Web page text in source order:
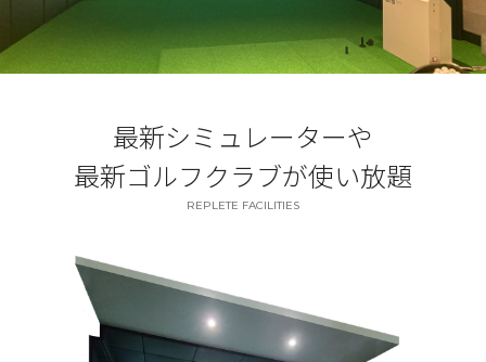
最新シミュレーターや
最新ゴルフクラブが使い放題
REPLETE FACILITIES